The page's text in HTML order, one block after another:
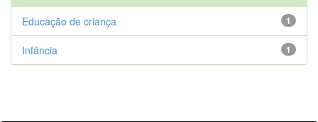
1
Educação de criança
1
Infância